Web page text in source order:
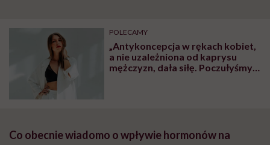
POLECAMY
„Antykoncepcja w rękach kobiet,
a nie uzależniona od kaprysu
mężczyzn, dała siłę. Poczułyśmy,
Co obecnie wiadomo o wpływie hormonów na